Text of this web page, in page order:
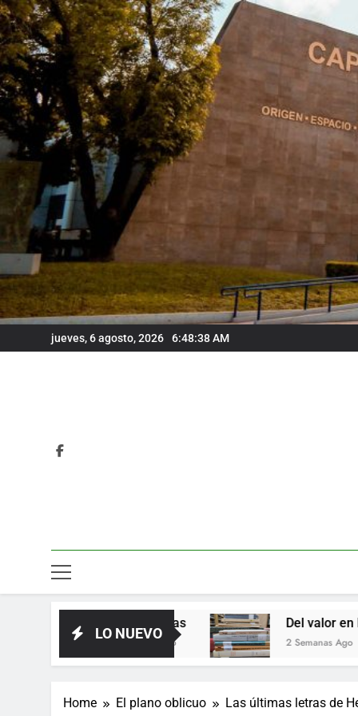
Skip
to
content
jueves, 6 agosto, 2026 6:48:39 AM
LO NUEVO
Del valor en la literatura
2 Semanas Ago
Home El plano oblicuo Las últimas letras de